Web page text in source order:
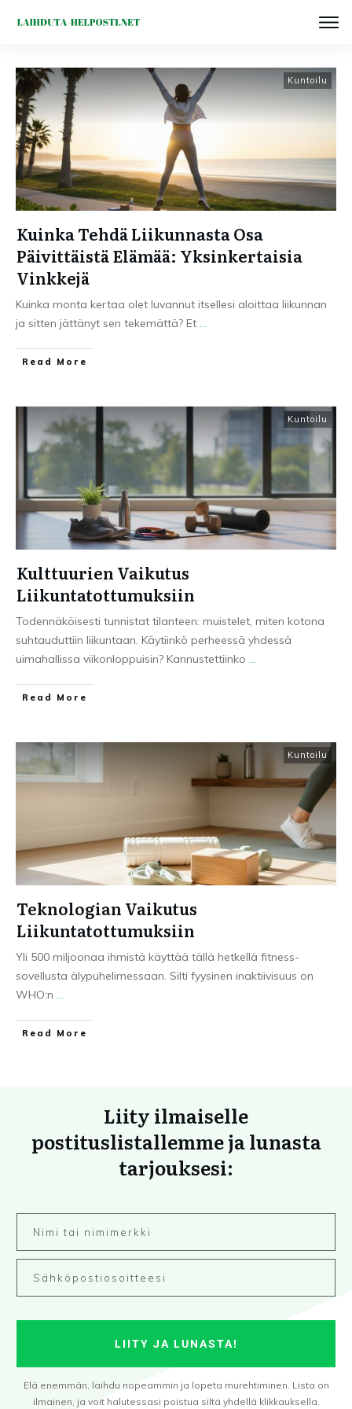
Kuntoilu
Kuinka Tehdä Liikunnasta Osa
Päivittäistä Elämää: Yksinkertaisia
Vinkkejä
Kuinka monta kertaa olet luvannut itsellesi aloittaa liikunnan
ja sitten jättänyt sen tekemättä? Et ...
Read More
Kuntoilu
Kulttuurien Vaikutus
Liikuntatottumuksiin
Todennäköisesti tunnistat tilanteen: muistelet, miten kotona
suhtauduttiin liikuntaan. Käytiinkö perheessä yhdessä
uimahallissa viikonloppuisin? Kannustettiinko ...
Read More
Kuntoilu
Teknologian Vaikutus
Liikuntatottumuksiin
Yli 500 miljoonaa ihmistä käyttää tällä hetkellä fitness-
sovellusta älypuhelimessaan. Silti fyysinen inaktiivisuus on
WHO:n ...
Read More
Liity ilmaiselle
postituslistallemme ja lunasta
tarjouksesi:
LIITY JA LUNASTA!
Elä enemmän, laihdu nopeammin ja lopeta murehtiminen. Lista on
ilmainen, ja voit halutessasi poistua siltä yhdellä klikkauksella.